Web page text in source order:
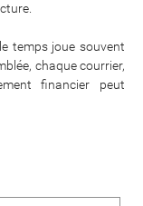
temps joue souvent
chaque courrier,
financier peut